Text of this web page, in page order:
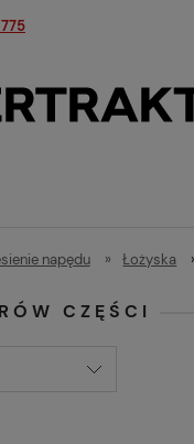
napędu » Łożyska
CZĘŚCI